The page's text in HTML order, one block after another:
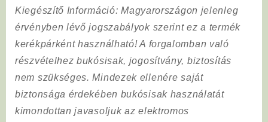
Kiegészítő Információ: Magyarországon jelenleg
érvényben lévő jogszabályok szerint ez a termék
kerékpárként használható! A forgalomban való
részvételhez bukósisak, jogosítvány, biztosítás
nem szükséges. Mindezek ellenére saját
biztonsága érdekében bukósisak használatát
kimondottan javasoljuk az elektromos